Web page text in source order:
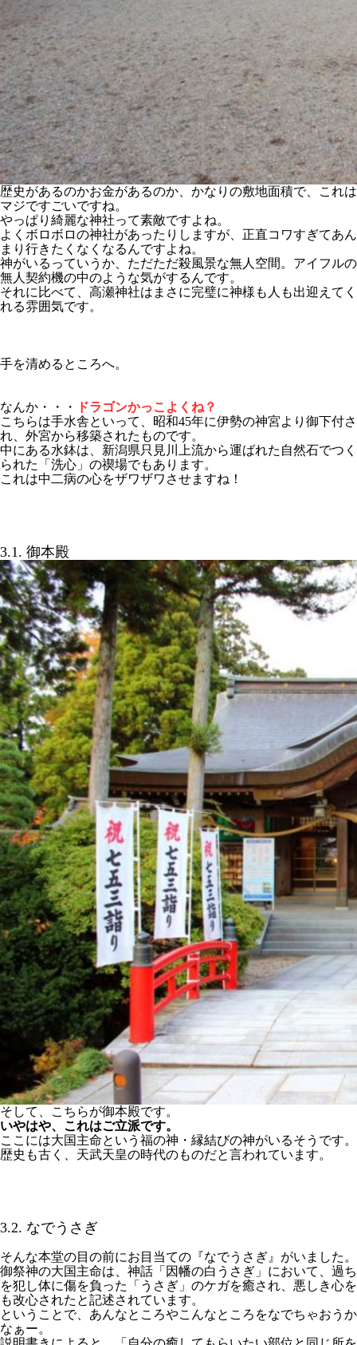
歴史があるのかお金があるのか、かなりの敷地面積で、これは
マジですごいですね。
やっぱり綺麗な神社って素敵ですよね。
よくボロボロの神社があったりしますが、正直コワすぎてあん
まり行きたくなくなるんですよね。
神がいるっていうか、ただただ殺風景な無人空間。アイフルの
無人契約機の中のような気がするんです。
それに比べて、高瀬神社はまさに完璧に神様も人も出迎えてく
れる雰囲気です。
手を清めるところへ。
なんか・・・
ドラゴンかっこよくね？
こちらは手水舎といって、昭和45年に伊勢の神宮より御下付さ
れ、外宮から移築されたものです。
中にある水鉢は、新潟県只見川上流から運ばれた自然石でつく
られた「洗心」の禊場でもあります。
これは中二病の心をザワザワさせますね！
3.1. 御本殿
そして、こちらが御本殿です。
いやはや、これはご立派です。
ここには大国主命という福の神・縁結びの神がいるそうです。
歴史も古く、天武天皇の時代のものだと言われています。
3.2. なでうさぎ
そんな本堂の目の前にお目当ての『なでうさぎ』がいました。
御祭神の大国主命は、神話「因幡の白うさぎ」において、過ち
を犯し体に傷を負った「うさぎ」のケガを癒され、悪しき心を
も改心されたと記述されています。
ということで、あんなところやこんなところをなでちゃおうか
なぁー。